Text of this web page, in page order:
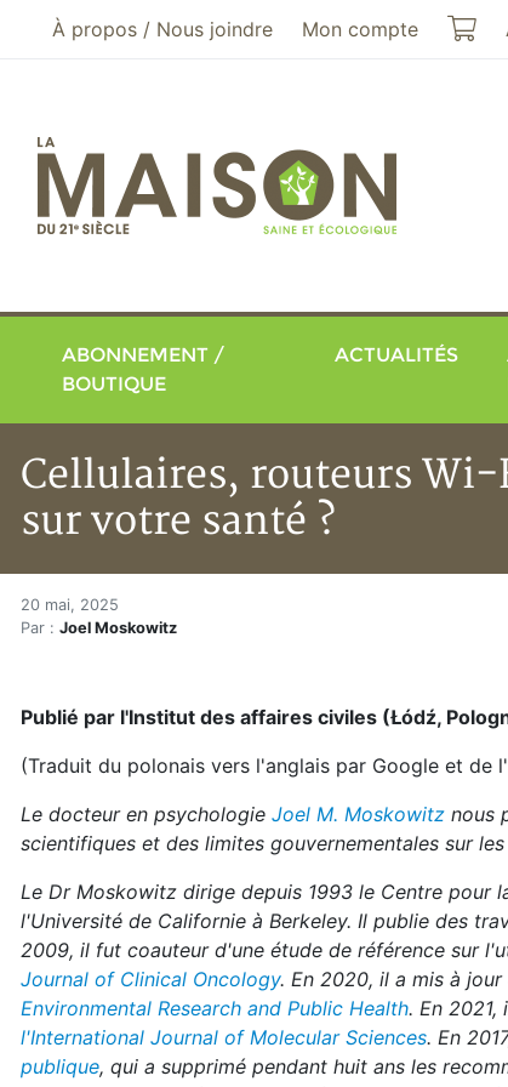
Aller au menu principal
Aller au contenu principal
À propos / Nous joindre Mon compte
ABONNEMENT /
BOUTIQUE
ACTUALITÉS
Cellulaires, routeurs
sur votre santé ?
Accueil
Articles
Cellulaires, routeurs Wi-
20 mai, 2025
Par : Joel Moskowitz
Publié par l'Institut des affaires civiles (Łódź,
(Traduit du polonais vers l'anglais par Google et de
Le docteur en psychologie Joel M. Moskowitz nous
scientifiques et des limites gouvernementales sur
Le Dr Moskowitz dirige depuis 1993 le Centre pour
l'Université de Californie à Berkeley. Il publie des
2009, il fut coauteur d'une étude de référence sur
Journal of Clinical Oncology. En 2020, il a mis à
Environmental Research and Public Health. En
l'International Journal of Molecular Sciences. En
publique, qui a supprimé pendant huit ans les